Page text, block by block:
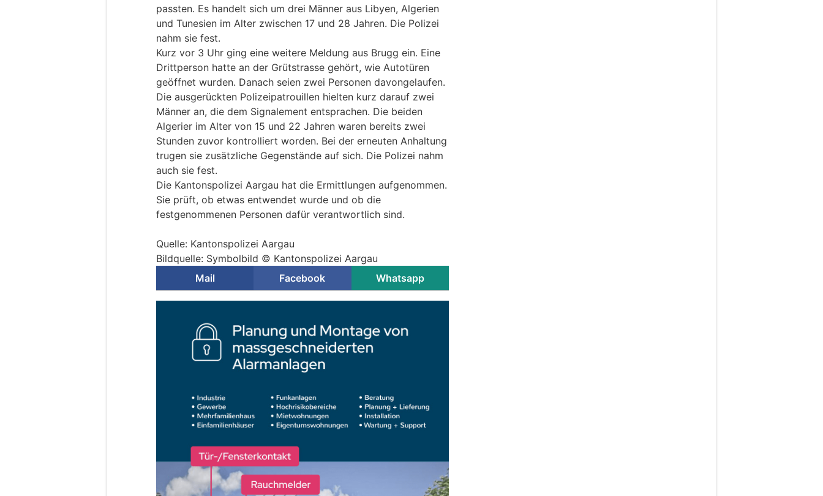
passten. Es handelt sich um drei Männer aus Libyen, Algerien
und Tunesien im Alter zwischen 17 und 28 Jahren. Die Polizei
nahm sie fest.
Kurz vor 3 Uhr ging eine weitere Meldung aus Brugg ein. Eine
Drittperson hatte an der Grütstrasse gehört, wie Autotüren
geöffnet wurden. Danach seien zwei Personen davongelaufen.
Die ausgerückten Polizeipatrouillen hielten kurz darauf zwei
Männer an, die dem Signalement entsprachen. Die beiden
Algerier im Alter von 15 und 22 Jahren waren bereits zwei
Stunden zuvor kontrolliert worden. Bei der erneuten Anhaltung
trugen sie zusätzliche Gegenstände auf sich. Die Polizei nahm
auch sie fest.
Die Kantonspolizei Aargau hat die Ermittlungen aufgenommen.
Sie prüft, ob etwas entwendet wurde und ob die
festgenommenen Personen dafür verantwortlich sind.
Quelle: Kantonspolizei Aargau
Bildquelle: Symbolbild © Kantonspolizei Aargau
Mail
Facebook Whatsapp